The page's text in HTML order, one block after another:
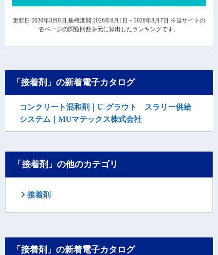
更新日:2026年8月8日 集権期間:2026年6月1日～2026年8月7日 ※当サイトの
各ページの閲覧回数を元に算出したランキングです。
「接着剤」の新着電子カタログ
コンクリート混和剤｜U-グラウト スラリー供給
システム｜MUマテックス株式会社
「接着剤」の他のカテゴリ
接着剤
「接着剤」の新着電子カタログ